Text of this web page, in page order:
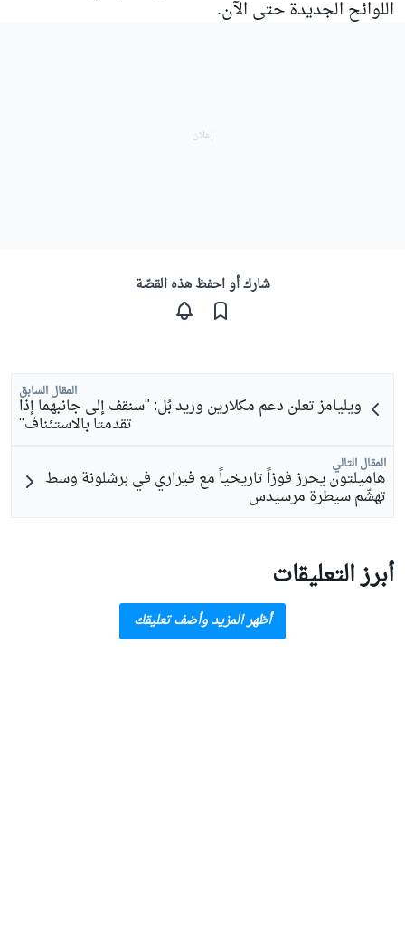
اللوائح الجديدة حتى الآن.
شارك أو احفظ هذه القصّة
المقال السابق
ويليامز تعلن دعم مكلارين وريد بُل: "سنقف إلى جانبهما إذا
تقدمتا بالاستئناف"
المقال التالي
هاميلتون يحرز فوزاً تاريخياً مع فيراري في برشلونة وسط
تهشّم سيطرة مرسيدس
أبرز التعليقات
أظهر المزيد وأضف تعليقك